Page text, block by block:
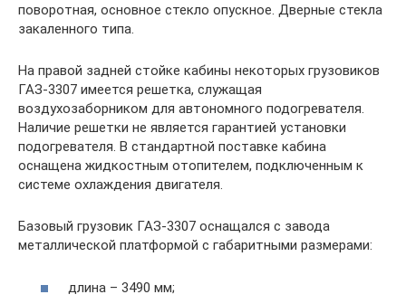
поворотная, основное стекло опускное. Дверные стекла
закаленного типа.
На правой задней стойке кабины некоторых грузовиков
ГАЗ-3307 имеется решетка, служащая
воздухозаборником для автономного подогревателя.
Наличие решетки не является гарантией установки
подогревателя. В стандартной поставке кабина
оснащена жидкостным отопителем, подключенным к
системе охлаждения двигателя.
Базовый грузовик ГАЗ-3307 оснащался с завода
металлической платформой с габаритными размерами:
длина – 3490 мм;